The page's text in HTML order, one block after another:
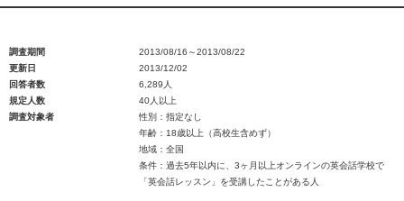
調査期間
2013/08/16～2013/08/22
更新日
2013/12/02
回答者数
6,289人
規定人数
40人以上
調査対象者
性別：指定なし
年齢：18歳以上（高校生含めず）
地域：全国
条件：過去5年以内に、3ヶ月以上オンラインの英会話学校で
「英会話レッスン」を受講したことがある人